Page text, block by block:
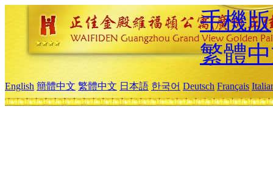
手機版
繁體
English 簡體中文 繁體中文 日本語 한국어 Deutsch Français